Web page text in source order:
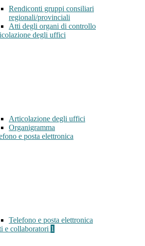
Rendiconti gruppi consiliari
regionali/provinciali
Atti degli organi di controllo
degli uffici
Articolazione degli uffici
Organigramma
e posta elettronica
Telefono e posta elettronica
e collaboratori 1